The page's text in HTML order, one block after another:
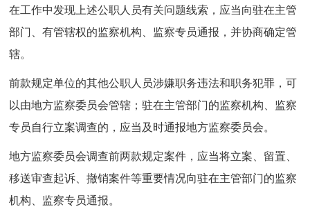
在工作中发现上述公职人员有关问题线索，应当向驻在主管
部门、有管辖权的监察机构、监察专员通报，并协商确定管
辖。
前款规定单位的其他公职人员涉嫌职务违法和职务犯罪，可
以由地方监察委员会管辖；驻在主管部门的监察机构、监察
专员自行立案调查的，应当及时通报地方监察委员会。
地方监察委员会调查前两款规定案件，应当将立案、留置、
移送审查起诉、撤销案件等重要情况向驻在主管部门的监察
机构、监察专员通报。